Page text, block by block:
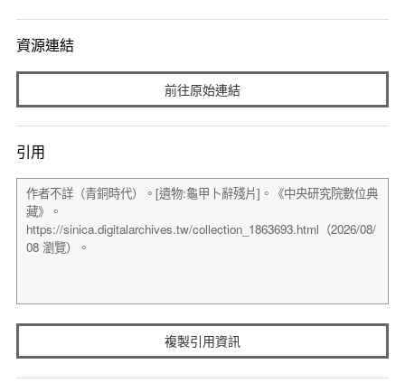
資源連結
前往原始連結
引用
複製引用資訊